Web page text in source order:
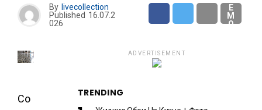
Е
М
О
By livecollection
Published 16.07.2
026
Со
ADVERTISEMENT
TRENDING